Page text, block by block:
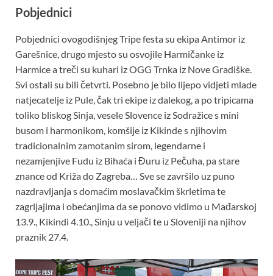
Pobjednici
Pobjednici ovogodišnjeg Tripe festa su ekipa Antimor iz
Garešnice, drugo mjesto su osvojile Harmičanke iz
Harmice a treči su kuhari iz OGG Trnka iz Nove Gradiške.
Svi ostali su bili četvrti. Posebno je bilo lijepo vidjeti mlade
natjecatelje iz Pule, čak tri ekipe iz dalekog, a po tripicama
toliko bliskog Sinja, vesele Slovence iz Sodražice s mini
busom i harmonikom, komšije iz Kikinde s njihovim
tradicionalnim zamotanim sirom, legendarne i
nezamjenjive Fudu iz Bihaća i Đuru iz Pečuha, pa stare
znance od Križa do Zagreba… Sve se završilo uz puno
nazdravljanja s domaćim moslavačkim škrletima te
zagrljajima i obećanjima da se ponovo vidimo u Mađarskoj
13.9., Kikindi 4.10., Sinju u veljači te u Sloveniji na njihov
praznik 27.4.